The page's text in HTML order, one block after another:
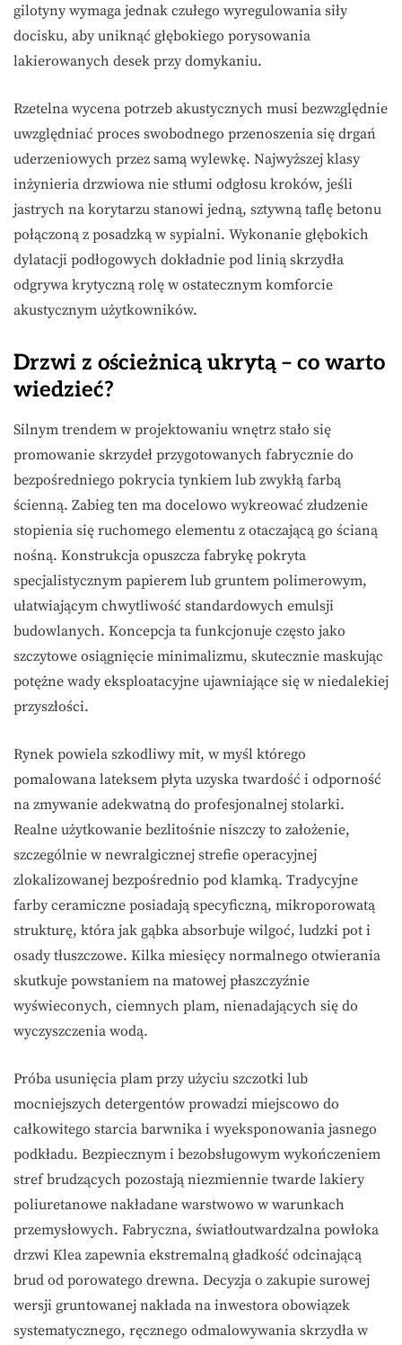
gilotyny wymaga jednak czułego wyregulowania siły
docisku, aby uniknąć głębokiego porysowania
lakierowanych desek przy domykaniu.
Rzetelna wycena potrzeb akustycznych musi bezwzględnie
uwzględniać proces swobodnego przenoszenia się drgań
uderzeniowych przez samą wylewkę. Najwyższej klasy
inżynieria drzwiowa nie stłumi odgłosu kroków, jeśli
jastrych na korytarzu stanowi jedną, sztywną taflę betonu
połączoną z posadzką w sypialni. Wykonanie głębokich
dylatacji podłogowych dokładnie pod linią skrzydła
odgrywa krytyczną rolę w ostatecznym komforcie
akustycznym użytkowników.
Drzwi z ościeżnicą ukrytą – co warto
wiedzieć?
Silnym trendem w projektowaniu wnętrz stało się
promowanie skrzydeł przygotowanych fabrycznie do
bezpośredniego pokrycia tynkiem lub zwykłą farbą
ścienną. Zabieg ten ma docelowo wykreować złudzenie
stopienia się ruchomego elementu z otaczającą go ścianą
nośną. Konstrukcja opuszcza fabrykę pokryta
specjalistycznym papierem lub gruntem polimerowym,
ułatwiającym chwytliwość standardowych emulsji
budowlanych. Koncepcja ta funkcjonuje często jako
szczytowe osiągnięcie minimalizmu, skutecznie maskując
potężne wady eksploatacyjne ujawniające się w niedalekiej
przyszłości.
Rynek powiela szkodliwy mit, w myśl którego
pomalowana lateksem płyta uzyska twardość i odporność
na zmywanie adekwatną do profesjonalnej stolarki.
Realne użytkowanie bezlitośnie niszczy to założenie,
szczególnie w newralgicznej strefie operacyjnej
zlokalizowanej bezpośrednio pod klamką. Tradycyjne
farby ceramiczne posiadają specyficzną, mikroporowatą
strukturę, która jak gąbka absorbuje wilgoć, ludzki pot i
osady tłuszczowe. Kilka miesięcy normalnego otwierania
skutkuje powstaniem na matowej płaszczyźnie
wyświeconych, ciemnych plam, nienadających się do
wyczyszczenia wodą.
Próba usunięcia plam przy użyciu szczotki lub
mocniejszych detergentów prowadzi miejscowo do
całkowitego starcia barwnika i wyeksponowania jasnego
podkładu. Bezpiecznym i bezobsługowym wykończeniem
stref brudzących pozostają niezmiennie twarde lakiery
poliuretanowe nakładane warstwowo w warunkach
przemysłowych. Fabryczna, światłoutwardzalna powłoka
drzwi Klea zapewnia ekstremalną gładkość odcinającą
brud od porowatego drewna. Decyzja o zakupie surowej
wersji gruntowanej nakłada na inwestora obowiązek
systematycznego, ręcznego odmalowywania skrzydła w